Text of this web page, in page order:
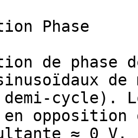
Phase
de phase
de
demi-cycle).
en
≈ 0